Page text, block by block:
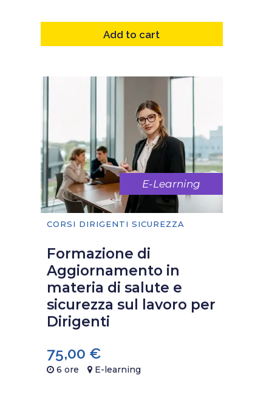
Add to cart
E-Learning
CORSI DIRIGENTI SICUREZZA
Formazione di
Aggiornamento in
materia di salute e
sicurezza sul lavoro per
Dirigenti
75,00 €
6 ore E-learning